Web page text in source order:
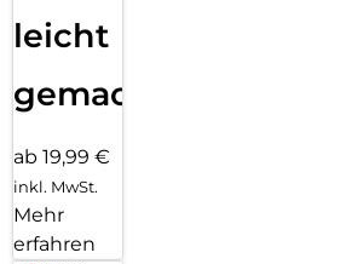
leicht
gemacht!
ab 19,99 €
inkl. MwSt.
Mehr
erfahren